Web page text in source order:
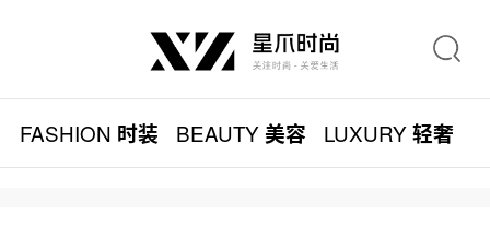
FASHION 时装 BEAUTY美容 LUXURY轻奢